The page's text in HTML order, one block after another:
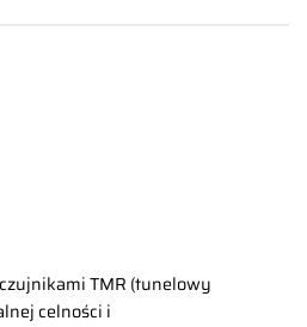
TMR (tunelowy
celności i